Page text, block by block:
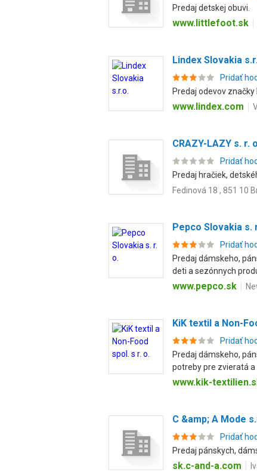
Predaj detskej obuvi.
www.littlefoot.sk
Lindex Slovakia
Pridať
Predaj odevov
www.lindex.com
CRAZY-LAZY s. r.
Pridať
Predaj hračiek,
Fedinová 18 , 851 10
Pepco Slovakia s.
Pridať
Predaj dámskeho,
deti a sezónnych
www.pepco.sk
KiK textil a Non-
Pridať
Predaj dámskeho,
potreby pre zvieratá a
www.kik-
C &amp; A Mode
Pridať
Predaj pánskych,
sk.c-and-a.com